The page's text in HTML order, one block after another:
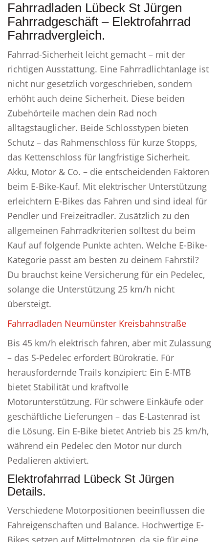
Fahrradladen Lübeck St Jürgen
Fahrradgeschäft – Elektrofahrrad
Fahrradvergleich.
Fahrrad-Sicherheit leicht gemacht – mit der
richtigen Ausstattung. Eine Fahrradlichtanlage ist
nicht nur gesetzlich vorgeschrieben, sondern
erhöht auch deine Sicherheit. Diese beiden
Zubehörteile machen dein Rad noch
alltagstauglicher. Beide Schlosstypen bieten
Schutz – das Rahmenschloss für kurze Stopps,
das Kettenschloss für langfristige Sicherheit.
Akku, Motor & Co. – die entscheidenden Faktoren
beim E-Bike-Kauf. Mit elektrischer Unterstützung
erleichtern E-Bikes das Fahren und sind ideal für
Pendler und Freizeitradler. Zusätzlich zu den
allgemeinen Fahrradkriterien solltest du beim
Kauf auf folgende Punkte achten. Welche E-Bike-
Kategorie passt am besten zu deinem Fahrstil?
Du brauchst keine Versicherung für ein Pedelec,
solange die Unterstützung 25 km/h nicht
übersteigt.
Fahrradladen Neumünster Kreisbahnstraße
Bis 45 km/h elektrisch fahren, aber mit Zulassung
– das S-Pedelec erfordert Bürokratie. Für
herausfordernde Trails konzipiert: Ein E-MTB
bietet Stabilität und kraftvolle
Motorunterstützung. Für schwere Einkäufe oder
geschäftliche Lieferungen – das E-Lastenrad ist
die Lösung. Ein E-Bike bietet Antrieb bis 25 km/h,
während ein Pedelec den Motor nur durch
Pedalieren aktiviert.
Elektrofahrrad Lübeck St Jürgen
Details.
Verschiedene Motorpositionen beeinflussen die
Fahreigenschaften und Balance. Hochwertige E-
Bikes setzen auf Mittelmotoren, da sie für eine